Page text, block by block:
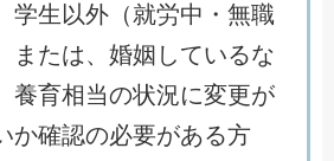
学生以外（就労中・無職
または、婚姻しているな
養育相当の状況に変更が
か確認の必要がある方